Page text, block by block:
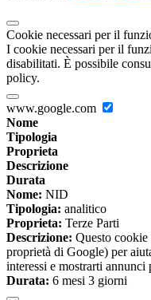
Cookie necessari per il
I cookie necessari per il
disabilitati. È possibile
policy.
www.google.com
Nome
Tipologia
Proprieta
Descrizione
Durata
Nome: NID
Tipologia: analitico
Proprieta: Terze Parti
Descrizione: Questo
proprietà di Google) per
interessi e mostrarti
Durata: 6 mesi 3 giorni